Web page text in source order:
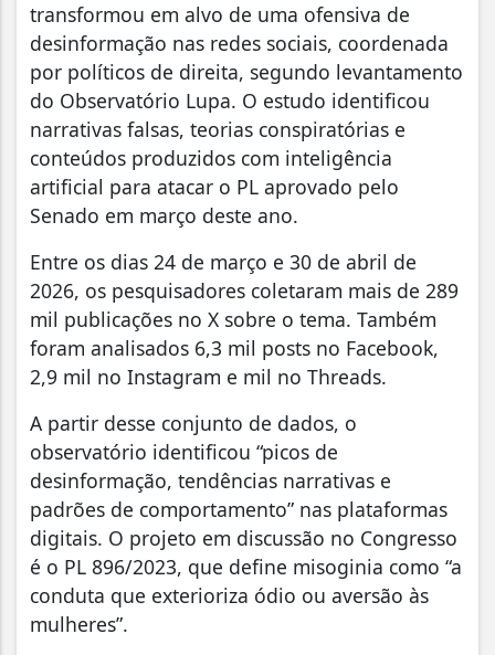
transformou em alvo de uma ofensiva de
desinformação nas redes sociais, coordenada
por políticos de direita, segundo levantamento
do Observatório Lupa. O estudo identificou
narrativas falsas, teorias conspiratórias e
conteúdos produzidos com inteligência
artificial para atacar o PL aprovado pelo
Senado em março deste ano.
Entre os dias 24 de março e 30 de abril de
2026, os pesquisadores coletaram mais de 289
mil publicações no X sobre o tema. Também
foram analisados 6,3 mil posts no Facebook,
2,9 mil no Instagram e mil no Threads.
A partir desse conjunto de dados, o
observatório identificou “picos de
desinformação, tendências narrativas e
padrões de comportamento” nas plataformas
digitais. O projeto em discussão no Congresso
é o PL 896/2023, que define misoginia como “a
conduta que exterioriza ódio ou aversão às
mulheres”.